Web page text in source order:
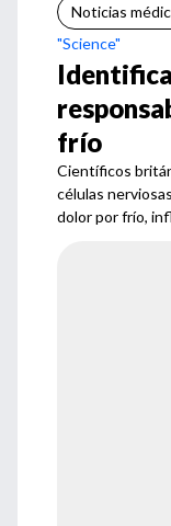
Noticias
"Science"
frío
Científicos
células
dolor por frío,